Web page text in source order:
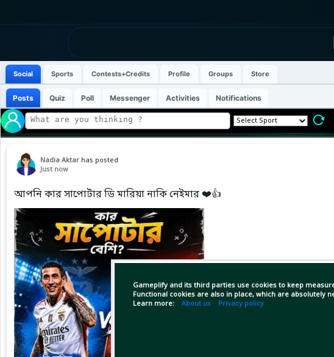
Gameplify and its third parties use cookies to keep
Functional cookies are also in place, which are absolutely
Learn more: About us Privacy policy
Social Sports Contests+Credits Profile Groups Store
Posts Quiz Poll Messenger Activities Notifications
Nadia Aktar has posted
Just now
আপনি কার সাপোর্টার ডি মারিয়া নাকি নেইমার ❤️👍